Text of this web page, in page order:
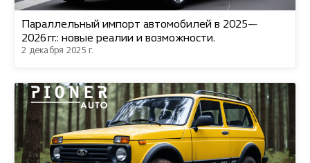
Параллельный импорт автомобилей в 2025—
2026 гг.: новые реалии и возможности.
2 декабря 2025 г.